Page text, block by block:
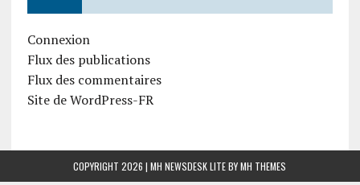
Connexion
Flux des publications
Flux des commentaires
Site de WordPress-FR
COPYRIGHT 2026 | MH NEWSDESK LITE BYMH THEMES